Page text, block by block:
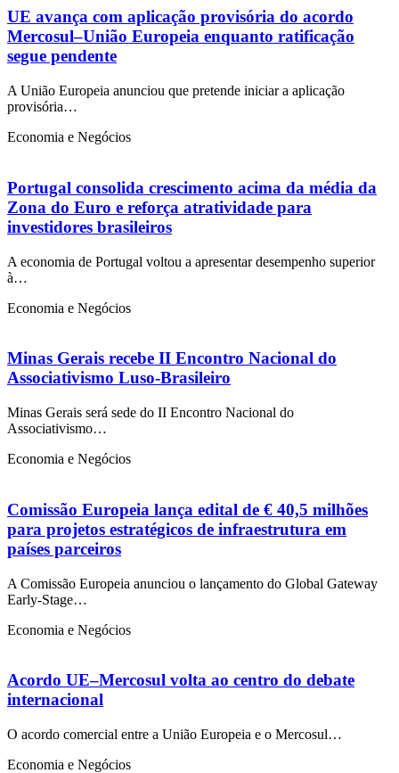
UE avança com aplicação provisória do acordo
Mercosul–União Europeia enquanto ratificação
segue pendente
A União Europeia anunciou que pretende iniciar a aplicação
provisória…
Economia e Negócios
Portugal consolida crescimento acima da média da
Zona do Euro e reforça atratividade para
investidores brasileiros
A economia de Portugal voltou a apresentar desempenho superior
à…
Economia e Negócios
Minas Gerais recebe II Encontro Nacional do
Associativismo Luso-Brasileiro
Minas Gerais será sede do II Encontro Nacional do
Associativismo…
Economia e Negócios
Comissão Europeia lança edital de € 40,5 milhões
para projetos estratégicos de infraestrutura em
países parceiros
A Comissão Europeia anunciou o lançamento do Global Gateway
Early-Stage…
Economia e Negócios
Acordo UE–Mercosul volta ao centro do debate
internacional
O acordo comercial entre a União Europeia e o Mercosul…
Economia e Negócios